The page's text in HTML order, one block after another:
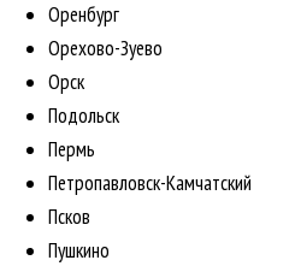
Оренбург
Орехово-Зуево
Орск
Подольск
Пермь
Петропавловск-Камчатский
Псков
Пушкино